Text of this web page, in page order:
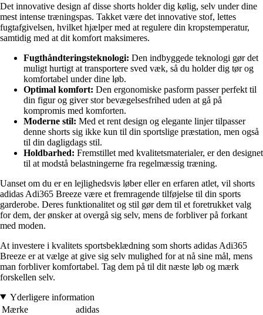
Det innovative design af disse shorts holder dig kølig, selv under dine
mest intense træningspas. Takket være det innovative stof, lettes
fugtafgivelsen, hvilket hjælper med at regulere din kropstemperatur,
samtidig med at dit komfort maksimeres.
Fugthåndteringsteknologi: Den indbyggede teknologi gør det
muligt hurtigt at transportere sved væk, så du holder dig tør og
komfortabel under dine løb.
Optimal komfort: Den ergonomiske pasform passer perfekt til
din figur og giver stor bevægelsesfrihed uden at gå på
kompromis med komforten.
Moderne stil: Med et rent design og elegante linjer tilpasser
denne shorts sig ikke kun til din sportslige præstation, men også
til din dagligdags stil.
Holdbarhed: Fremstillet med kvalitetsmaterialer, er den designet
til at modstå belastningerne fra regelmæssig træning.
Uanset om du er en lejlighedsvis løber eller en erfaren atlet, vil shorts
adidas Adi365 Breeze være et fremragende tilføjelse til din sports
garderobe. Deres funktionalitet og stil gør dem til et foretrukket valg
for dem, der ønsker at overgå sig selv, mens de forbliver på forkant
med moden.
At investere i kvalitets sportsbeklædning som shorts adidas Adi365
Breeze er at vælge at give sig selv mulighed for at nå sine mål, mens
man forbliver komfortabel. Tag dem på til dit næste løb og mærk
forskellen selv.
Yderligere information
Mærke
adidas